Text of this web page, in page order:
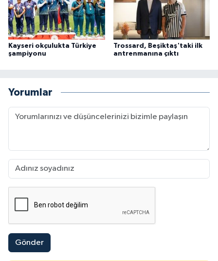
Kayseri okçulukta Türkiye
şampiyonu
Trossard, Beşiktaş'taki ilk
antrenmanına çıktı
Yorumlar
Gönder